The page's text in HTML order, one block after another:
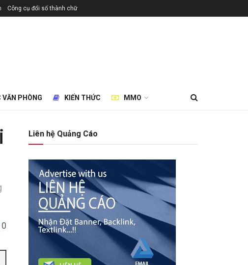
Công cụ đổi số thành chữ
VĂN PHÒNG KIẾN THỨC MMO
0
Liên hệ Quảng Cáo